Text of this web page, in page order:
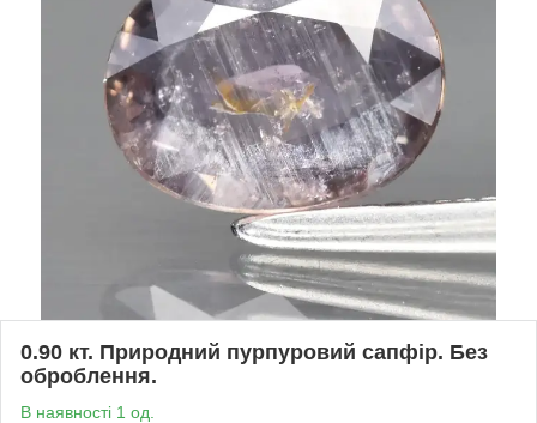
0.90 кт. Природний пурпуровий сапфір. Без
оброблення.
В наявності 1 од.